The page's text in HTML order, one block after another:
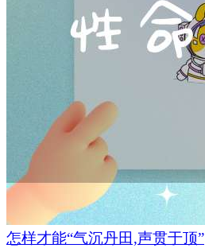
怎样才能“气沉丹田,声贯于顶”